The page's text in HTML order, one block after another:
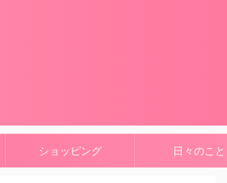
ショッピング 日々のこと